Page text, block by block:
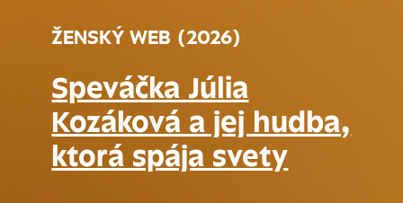
ŽENSKÝ WEB (2026)
Speváčka Júlia
Kozáková a jej hudba,
ktorá spája svety